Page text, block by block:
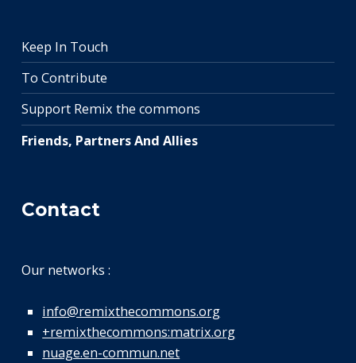
Keep In Touch
To Contribute
Support Remix the commons
Friends, Partners And Allies
Contact
Our networks :
info@remixthecommons.org
+remixthecommons:matrix.org
nuage.en-commun.net